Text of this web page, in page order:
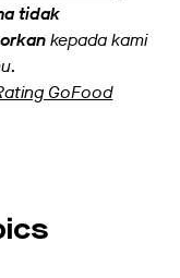
tidak
kepada kami
GoFood